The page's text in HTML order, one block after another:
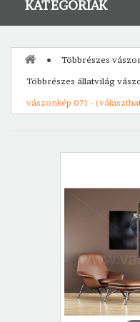
KATEGÓRIÁK
Többrészes
Többrészes állatvilág
vászonkép 071 -